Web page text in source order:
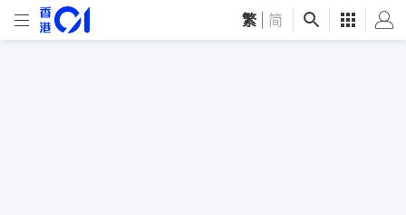
繁 简